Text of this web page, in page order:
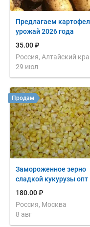
Предлагаем
урожай 2026 года
35.00 ₽
Россия, Алтайский
29 июл
Замороженное зерно
сладкой кукурузы опт
180.00 ₽
Россия, Москва
8 авг
Продам